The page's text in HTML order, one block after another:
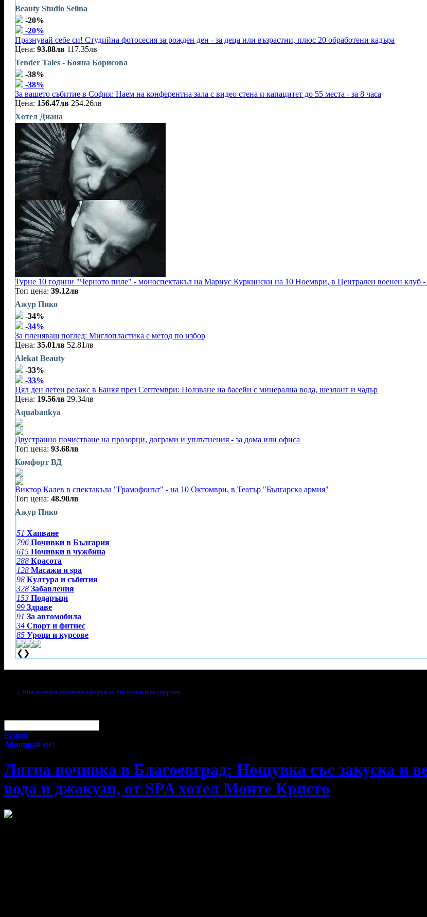
Beauty Studio Selina
-20%
-20%
Празнувай себе си! Студийна фотосесия за рожден ден - за деца или възрастни, плюс 20 обработени кадъра
Цена: 93.88лв 117.35лв
Tender Tales - Бояна Борисова
-38%
-38%
За вашето събитие в София: Наем на конферентна зала с видео стена и капацитет до 55 места - за 8 часа
Цена: 156.47лв 254.26лв
Хотел Диана
Турне 10 години "Черното пиле" - моноспектакъл на Мариус Куркински на 10 Ноември, в Централен военен клуб
Топ цена: 39.12лв
Ажур Пико
-34%
-34%
За пленяващ поглед: Миглопластика с метод по избор
Цена: 35.01лв 52.81лв
Alekat Beauty
-33%
-33%
Цял ден летен релакс в Банкя през Септември: Ползване на басейн с минерална вода, шезлонг и чадър
Цена: 19.56лв 29.34лв
Aquabankya
Двустранно почистване на прозорци, дограми и уплътнения - за дома или офиса
Топ цена: 93.68лв
Комфорт ВД
Виктор Калев в спектакъла "Грамофонът" - на 10 Октомври, в Театър "Българска армия"
Топ цена: 48.90лв
Ажур Пико
51 Хапване
796 Почивки в България
615 Почивки в чужбина
288 Красота
128 Масажи и spa
98 Култура и събития
328 Забавления
153 Подаръци
99 Здраве
91 За автомобила
34 Спорт и фитнес
85 Уроци и курсове
❮ ❯
» Виж всички активни оферти за Почивки и екскурзии
София
Абонирай ме!
Лятна почивка в Благоевград: Нощувка със закуска и
вода и джакузи, от SPA хотел Монте Кристо